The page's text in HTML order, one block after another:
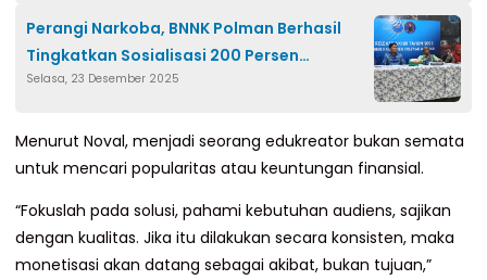
Perangi Narkoba, BNNK Polman Berhasil
Tingkatkan Sosialisasi 200 Persen
Sepanjang 2025
Selasa, 23 Desember 2025
Menurut Noval, menjadi seorang edukreator bukan semata
untuk mencari popularitas atau keuntungan finansial.
“Fokuslah pada solusi, pahami kebutuhan audiens, sajikan
dengan kualitas. Jika itu dilakukan secara konsisten, maka
monetisasi akan datang sebagai akibat, bukan tujuan,”